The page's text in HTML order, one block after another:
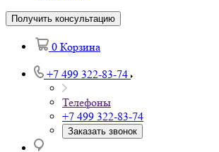
Получить консультацию
0 Корзина
+7 499 322-83-74
Телефоны
+7 499 322-83-74
Заказать звонок